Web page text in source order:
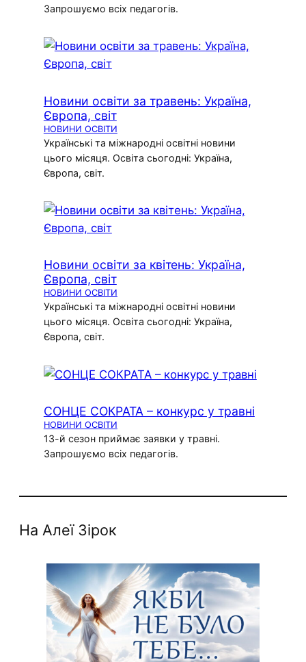
Запрошуємо всіх педагогів.
Новини освіти за травень: Україна,
Європа, світ
НОВИНИ ОСВІТИ
Українські та міжнародні освітні новини
цього місяця. Освіта сьогодні: Україна,
Європа, світ.
Новини освіти за квітень: Україна,
Європа, світ
НОВИНИ ОСВІТИ
Українські та міжнародні освітні новини
цього місяця. Освіта сьогодні: Україна,
Європа, світ.
СОНЦЕ СОКРАТА – конкурс у травні
НОВИНИ ОСВІТИ
13-й сезон приймає заявки у травні.
Запрошуємо всіх педагогів.
На Алеї Зірок